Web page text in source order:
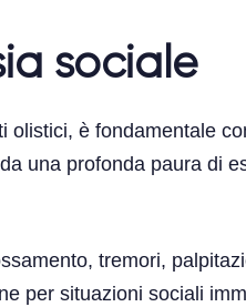
sociale
olistici, è fondamentale
una profonda paura di
tremori,
per situazioni sociali